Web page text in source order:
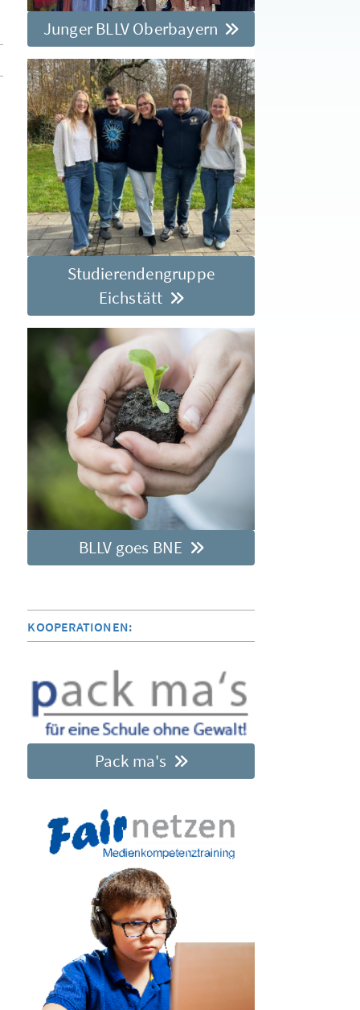
Junger BLLV Oberbayern
Studierendengruppe
Eichstätt
BLLV goes BNE
KOOPERATIONEN:
Pack ma's